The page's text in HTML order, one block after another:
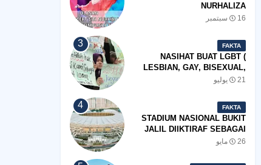
NURHALIZA
#SHOPEEXSIMPLYSITI 2019
16 سبتمبر
FAKTA
NASIHAT BUAT LGBT (
LESBIAN, GAY, BISEXUAL,
TRANSGENDER)
21 يوليو
FAKTA
STADIUM NASIONAL BUKIT
JALIL DIIKTIRAF SEBAGAI
'STADIUM OF THE YEAR'.
26 مايو